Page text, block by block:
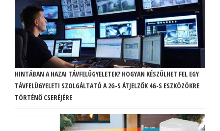
HINTÁBAN A HAZAI TÁVFELÜGYELETEK? HOGYAN KÉSZÜLHET FEL EGY
TÁVFELÜGYELETI SZOLGÁLTATÓ A 2G-S ÁTJELZŐK 4G-S ESZKÖZÖKRE
TÖRTÉNŐ CSERÉJÉRE